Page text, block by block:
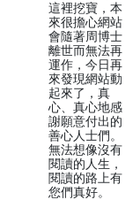
這裡挖寶，本
來很擔心網站
會隨著周博士
離世而無法再
運作，今日再
來發現網站動
起來了，真
心、真心地感
謝願意付出的
善心人士們。
無法想像沒有
閱讀的人生，
閱讀的路上有
您們真好。